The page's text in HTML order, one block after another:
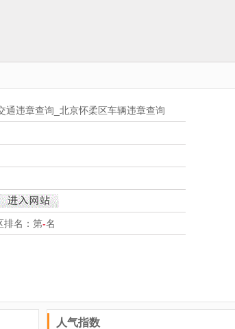
通违章查询_北京怀柔区车辆违章查询
排名：第-名
人气指数